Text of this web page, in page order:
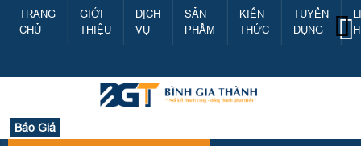
TRANG
CHỦ
GIỚI
THIỆU
DỊCH
VỤ
SẢN
PHẨM
KIẾN
THỨC
TUYỂN
DỤNG
Báo Giá